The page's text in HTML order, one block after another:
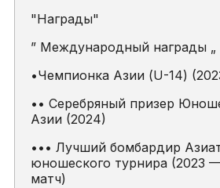
"Награды"
” Международный награды „
•Чемпионка Азии (U-14)
•• Серебряный призер
Азии (2024)
••• Лучший бомбардир
юношеского турнира (2023
матч)